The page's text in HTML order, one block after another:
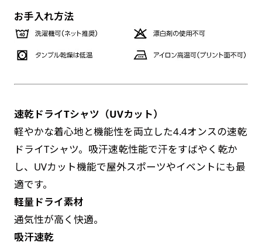
お手入れ方法
速乾ドライTシャツ（UVカット）
軽やかな着心地と機能性を両立した4.4オンスの速乾
ドライTシャツ。吸汗速乾性能で汗をすばやく乾か
し、UVカット機能で屋外スポーツやイベントにも最
適です。
軽量ドライ素材
通気性が高く快適。
吸汗速乾
レギュラーのれんスリムは横幕の上部にチチを5
か所つけて疑似的にのれんのような幕をつくりま
ます。（レギュラーのれん縦50cm／レギュラー
スリムのれん縦30cm）お店の入口付近の装飾に
是非！
ます。防炎加工によってのぼり旗が炎に触れても
燃えにくくなります。（燃えるというより溶け
るに近くなるイメージ）一般的な方法は、旗の
素材に特殊な化学薬品を使用して延焼を抑えま
お急ぎ［ +330円 ］
お急ぎは翌営業日発送（基本12時締め切り)枚数
によって対応できない場合、ギリギリでも対応
できる場合もあります。防炎加工、トロピカル
生地は対応不可です。